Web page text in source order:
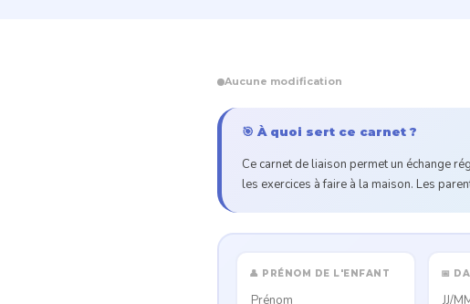
Aucune modification
🎯 À quoi sert ce carnet ?
Ce carnet de liaison permet un échange
les exercices à faire à la maison. Les
👤 PRÉNOM DE L'ENFANT 📅